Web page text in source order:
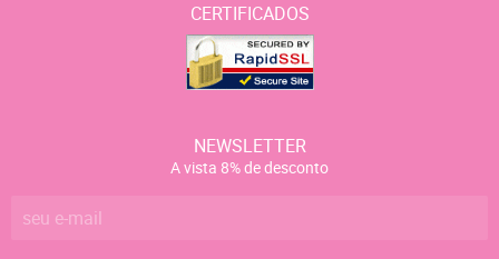
CERTIFICADOS
NEWSLETTER
A vista 8% de desconto